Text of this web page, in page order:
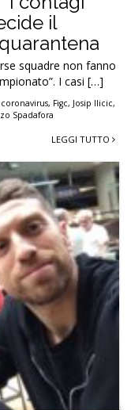
il
squadre non fanno
I casi […]
coronavirus, Figc, Josip Ilicic,
Spadafora
LEGGI TUTTO